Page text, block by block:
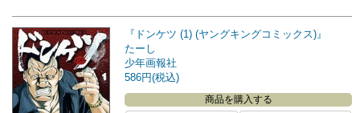
『ドンケツ (1) (ヤングキングコミックス)』
たーし
少年画報社
586円(税込)
商品を購入する